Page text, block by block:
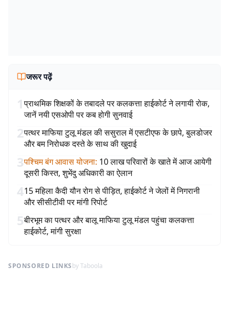
जरूर पढ़ें
1प्राथमिक शिक्षकों के तबादले पर कलकत्ता हाईकोर्ट ने लगायी रोक,
जानें नयी एसओपी पर कब होगी सुनवाई
2पत्थर माफिया टुलू मंडल की ससुराल में एसटीएफ के छापे, बुलडोजर
और बम निरोधक दस्ते के साथ की खुदाई
3पश्चिम बंग आवास योजना: 10 लाख परिवारों के खाते में आज आयेगी
दूसरी किस्त, शुभेंदु अधिकारी का ऐलान
415 महिला कैदी यौन रोग से पीड़ित, हाईकोर्ट ने जेलों में निगरानी
और सीसीटीवी पर मांगी रिपोर्ट
5बीरभूम का पत्थर और बालू माफिया टुलू मंडल पहुंचा कलकत्ता
हाईकोर्ट, मांगी सुरक्षा
SPONSORED LINKSby Taboola